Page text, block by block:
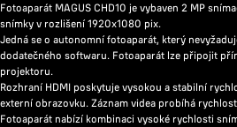
Fotoaparát MAGUS CHD10 je vybaven 2 MP
snímky v rozlišení 1920x1080 pix.
Jedná se o autonomní fotoaparát, který
dodatečného softwaru. Fotoaparát lze připojit
projektoru.
Rozhraní HDMI poskytuje vysokou a stabilní
externí obrazovku. Záznam videa probíhá
Fotoaparát nabízí kombinaci vysoké rychlosti